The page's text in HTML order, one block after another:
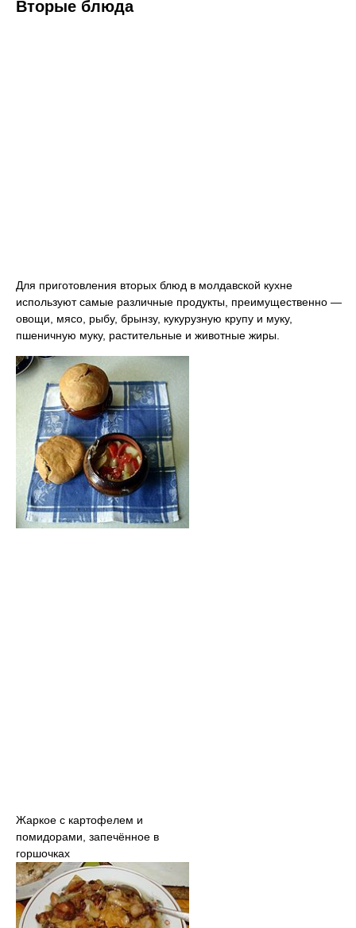
Вторые блюда
Для приготовления вторых блюд в молдавской кухне
используют самые различные продукты, преимущественно —
овощи, мясо, рыбу, брынзу, кукурузную крупу и муку,
пшеничную муку, растительные и животные жиры.
Жаркое с картофелем и
помидорами, запечённое в
горшочках